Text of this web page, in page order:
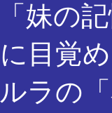
妹の
目覚
ラの